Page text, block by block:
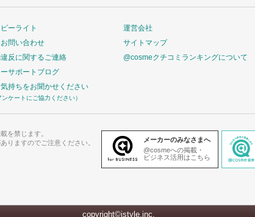
ーライト
問い合わせ
反に関するご連絡
サポートブログ
持ちをお聞かせください
ンケートにご協力ください）
運営会社
サイトマップ
@cosmeクチコミランキングについて
を禁じます。
りますのでご注意ください。
メーカーのみなさまへ
@cosmeへの掲載・
ビジネス活用はこちら
copyright©istyle,inc.